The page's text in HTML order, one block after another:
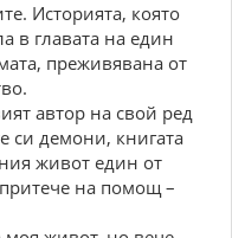
Историята, която
в главата на един
преживявана от
автор на свой ред
си демони, книгата
живот един от
на помощ –